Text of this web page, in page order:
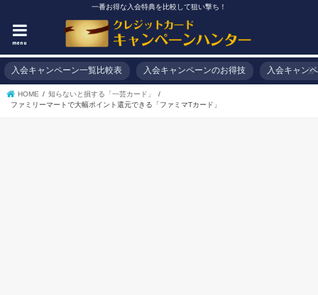
一番お得な入会特典を比較して狙い撃ち！
menu
入会キャンペーン一覧比較表 入会キャンペーンのお得技 入会キャン
HOME
知らないと損する「一芸カード」
ファミリーマートで大幅ポイント還元できる「ファミマTカード」